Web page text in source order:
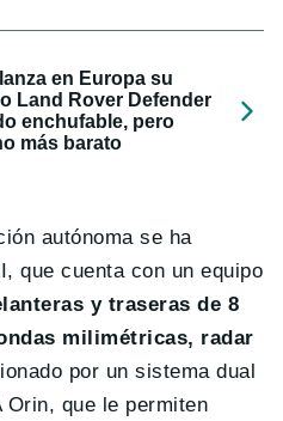
en Europa su
Land Rover Defender
enchufable, pero
más barato
autónoma se ha
que cuenta con un equipo
y traseras de 8
milimétricas, radar
por un sistema dual
Orin, que le permiten